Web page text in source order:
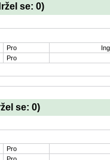
se: 0)
Pro
Pro
se: 0)
Pro